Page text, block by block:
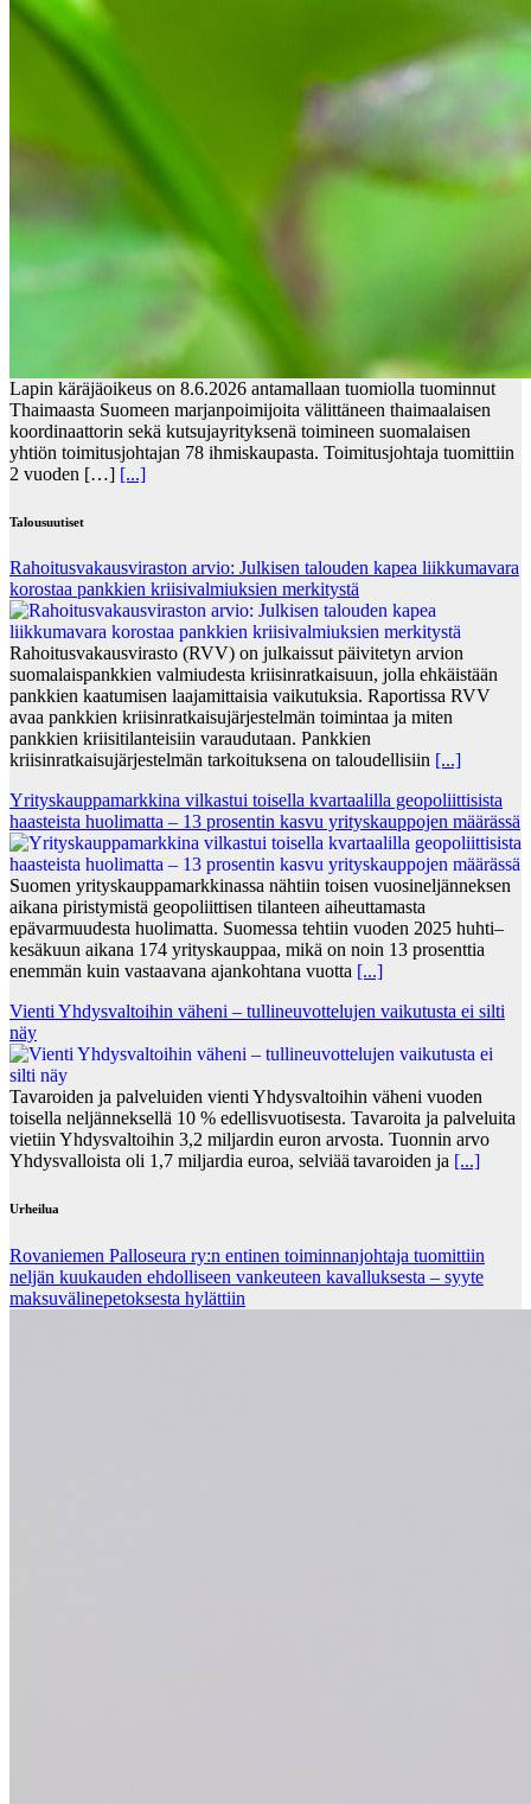
Lapin käräjäoikeus on 8.6.2026 antamallaan tuomiolla tuominnut
Thaimaasta Suomeen marjanpoimijoita välittäneen thaimaalaisen
koordinaattorin sekä kutsujayrityksenä toimineen suomalaisen
yhtiön toimitusjohtajan 78 ihmiskaupasta. Toimitusjohtaja tuomittiin
2 vuoden […] [...]
Talousuutiset
Rahoitusvakausviraston arvio: Julkisen talouden kapea liikkumavara
korostaa pankkien kriisivalmiuksien merkitystä
Rahoitusvakausvirasto (RVV) on julkaissut päivitetyn arvion
suomalaispankkien valmiudesta kriisinratkaisuun, jolla ehkäistään
pankkien kaatumisen laajamittaisia vaikutuksia. Raportissa RVV
avaa pankkien kriisinratkaisujärjestelmän toimintaa ja miten
pankkien kriisitilanteisiin varaudutaan. Pankkien
kriisinratkaisujärjestelmän tarkoituksena on taloudellisiin [...]
Yrityskauppamarkkina vilkastui toisella kvartaalilla geopoliittisista
haasteista huolimatta – 13 prosentin kasvu yrityskauppojen määrässä
Suomen yrityskauppamarkkinassa nähtiin toisen vuosineljänneksen
aikana piristymistä geopoliittisen tilanteen aiheuttamasta
epävarmuudesta huolimatta. Suomessa tehtiin vuoden 2025 huhti–
kesäkuun aikana 174 yrityskauppaa, mikä on noin 13 prosenttia
enemmän kuin vastaavana ajankohtana vuotta [...]
Vienti Yhdysvaltoihin väheni – tullineuvottelujen vaikutusta ei silti
näy
Tavaroiden ja palveluiden vienti Yhdysvaltoihin väheni vuoden
toisella neljänneksellä 10 % edellisvuotisesta. Tavaroita ja palveluita
vietiin Yhdysvaltoihin 3,2 miljardin euron arvosta. Tuonnin arvo
Yhdysvalloista oli 1,7 miljardia euroa, selviää tavaroiden ja [...]
Urheilua
Rovaniemen Palloseura ry:n entinen toiminnanjohtaja tuo­mit­tiin
neljän kuu­kau­den eh­dol­li­seen van­keu­teen ka­val­luk­ses­ta – syyte
mak­su­vä­li­ne­pe­tok­ses­ta hy­lät­tiin